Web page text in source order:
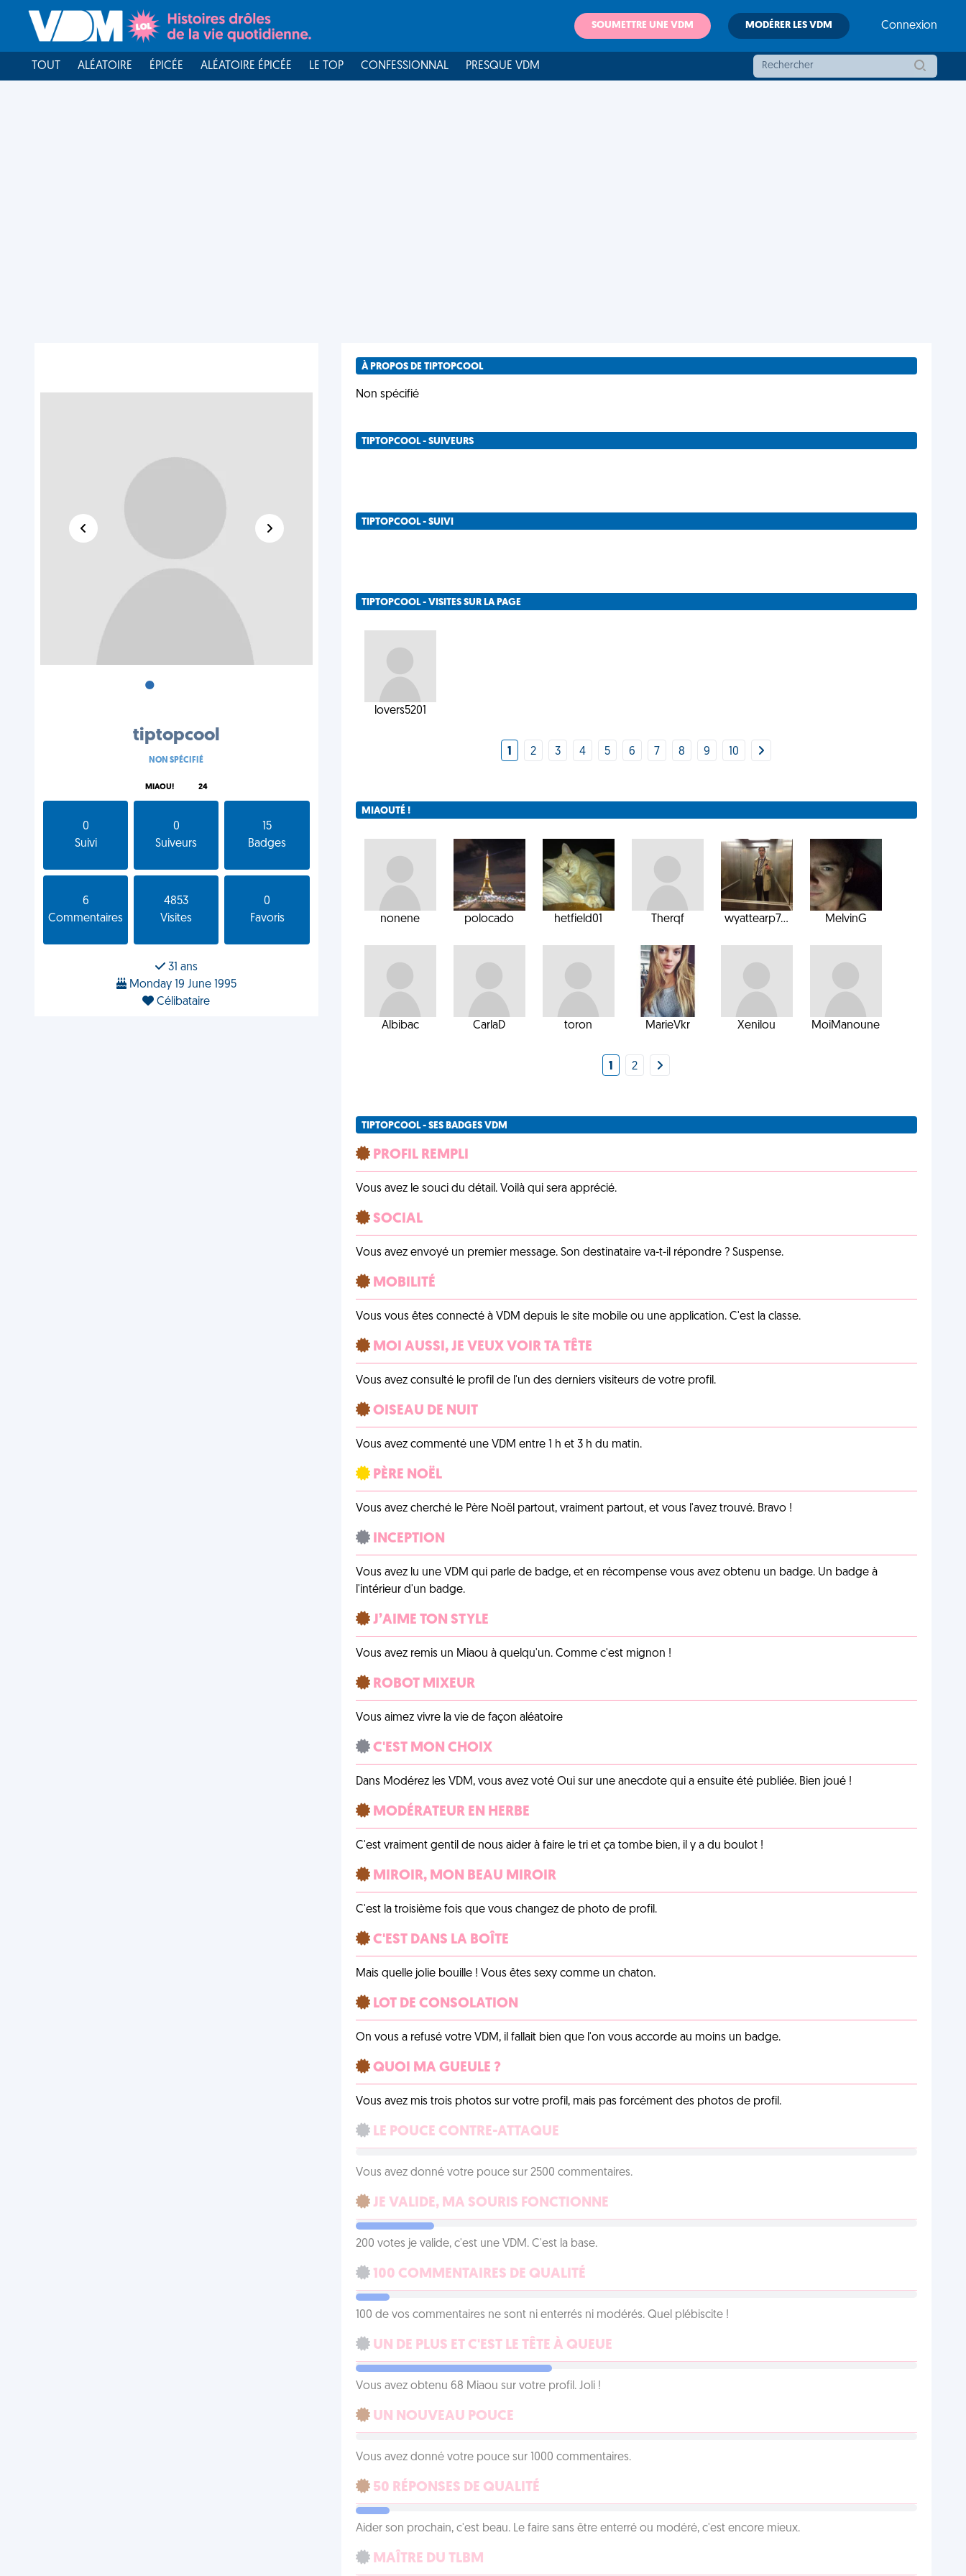
SOUMETTRE UNE VDM MODÉRER LES VDM Connexion
TOUT ALÉATOIRE ÉPICÉE ALÉATOIRE ÉPICÉE LE TOP CONFESSIONNAL PRESQUE VDM
•
tiptopcool
NON SPÉCIFIÉ
MIAOU! 24
0
Suivi
0
Suiveurs
15
Badges
6
Commentaires
4853
Visites
0
Favoris
31 ans
Monday 19 June 1995
Célibataire
À PROPOS DE TIPTOPCOOL
Non spécifié
TIPTOPCOOL - SUIVEURS
TIPTOPCOOL - SUIVI
TIPTOPCOOL - VISITES SUR LA PAGE
lovers5201
1 2 3 4 5 6 7 8 9 10
MIAOUTÉ !
nonene polocado hetfield01 Therqf wyattearp7... MelvinG
Albibac CarlaD toron MarieVkr Xenilou MoiManoune
1 2
TIPTOPCOOL - SES BADGES VDM
PROFIL REMPLI
Vous avez le souci du détail. Voilà qui sera apprécié.
SOCIAL
Vous avez envoyé un premier message. Son destinataire va-t-il répondre ? Suspense.
MOBILITÉ
Vous vous êtes connecté à VDM depuis le site mobile ou une application. C'est la classe.
MOI AUSSI, JE VEUX VOIR TA TÊTE
Vous avez consulté le profil de l'un des derniers visiteurs de votre profil.
OISEAU DE NUIT
Vous avez commenté une VDM entre 1 h et 3 h du matin.
PÈRE NOËL
Vous avez cherché le Père Noël partout, vraiment partout, et vous l'avez trouvé. Bravo !
INCEPTION
Vous avez lu une VDM qui parle de badge, et en récompense vous avez obtenu un badge. Un badge à
l'intérieur d'un badge.
J’AIME TON STYLE
Vous avez remis un Miaou à quelqu'un. Comme c'est mignon !
ROBOT MIXEUR
Vous aimez vivre la vie de façon aléatoire
C'EST MON CHOIX
Dans Modérez les VDM, vous avez voté Oui sur une anecdote qui a ensuite été publiée. Bien joué !
MODÉRATEUR EN HERBE
C'est vraiment gentil de nous aider à faire le tri et ça tombe bien, il y a du boulot !
MIROIR, MON BEAU MIROIR
C'est la troisième fois que vous changez de photo de profil.
C'EST DANS LA BOÎTE
Mais quelle jolie bouille ! Vous êtes sexy comme un chaton.
LOT DE CONSOLATION
On vous a refusé votre VDM, il fallait bien que l'on vous accorde au moins un badge.
QUOI MA GUEULE ?
Vous avez mis trois photos sur votre profil, mais pas forcément des photos de profil.
LE POUCE CONTRE-ATTAQUE
Vous avez donné votre pouce sur 2500 commentaires.
JE VALIDE, MA SOURIS FONCTIONNE
200 votes je valide, c'est une VDM. C'est la base.
100 COMMENTAIRES DE QUALITÉ
100 de vos commentaires ne sont ni enterrés ni modérés. Quel plébiscite !
UN DE PLUS ET C'EST LE TÊTE À QUEUE
Vous avez obtenu 68 Miaou sur votre profil. Joli !
UN NOUVEAU POUCE
Vous avez donné votre pouce sur 1000 commentaires.
50 RÉPONSES DE QUALITÉ
Aider son prochain, c'est beau. Le faire sans être enterré ou modéré, c'est encore mieux.
MAÎTRE DU TLBM